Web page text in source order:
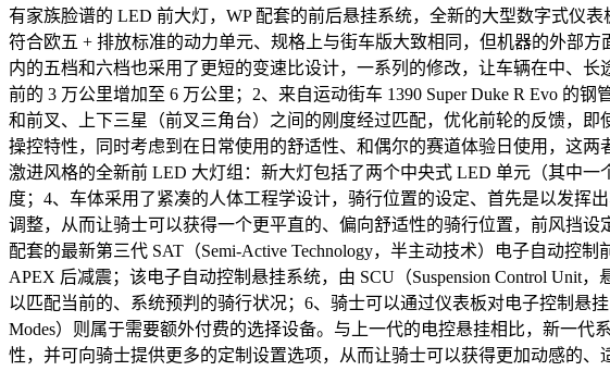
有家族脸谱的 LED 前大灯，WP 配套的前后悬挂系统，全新的大型数字式仪表
符合欧五 + 排放标准的动力单元、规格上与街车版大致相同，但机器的外部
内的五档和六档也采用了更短的变速比设计，一系列的修改，让车辆在中、
前的 3 万公里增加至 6 万公里；2、来自运动街车 1390 Super Duke R Evo
和前叉、上下三星（前叉三角台）之间的刚度经过匹配，优化前轮的反馈，
操控特性，同时考虑到在日常使用的舒适性、和偶尔的赛道体验日使用，这
激进风格的全新前 LED 大灯组：新大灯包括了两个中央式 LED 单元（其中
度；4、车体采用了紧凑的人体工程学设计，骑行位置的设定、首先是以发挥
调整，从而让骑士可以获得一个更平直的、偏向舒适性的骑行位置，前风挡
配套的最新第三代 SAT（Semi-Active Technology，半主动技术）电子自动控
APEX 后减震；该电子自动控制悬挂系统，由 SCU（Suspension Control Unit
以匹配当前的、系统预判的骑行状况；6、骑士可以通过仪表板对电子控制悬
Modes）则属于需要额外付费的选择设备。与上一代的电控悬挂相比，新一
性，并可向骑士提供更多的定制设置选项，从而让骑士可以获得更加动感的、